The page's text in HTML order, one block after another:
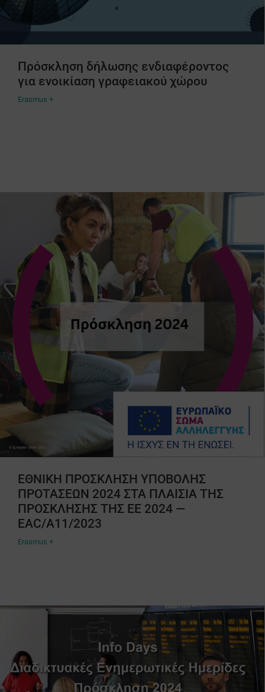
Πρόσκληση δήλωσης ενδιαφέροντος
για ενοικίαση γραφειακού χώρου
Erasmus +
ΕΘΝΙΚΗ ΠΡΟΣΚΛΗΣΗ ΥΠΟΒΟΛΗΣ
ΠΡΟΤΑΣΕΩΝ 2024 ΣΤΑ ΠΛΑΙΣΙΑ ΤΗΣ
ΠΡΟΣΚΛΗΣΗΣ ΤΗΣ ΕΕ 2024 —
EAC/A11/2023
Erasmus +